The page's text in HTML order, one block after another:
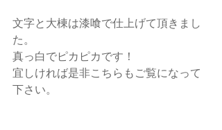
文字と大棟は漆喰で仕上げて頂きまし
た。
真っ白でピカピカです！
宜しければ是非こちらもご覧になって
下さい。